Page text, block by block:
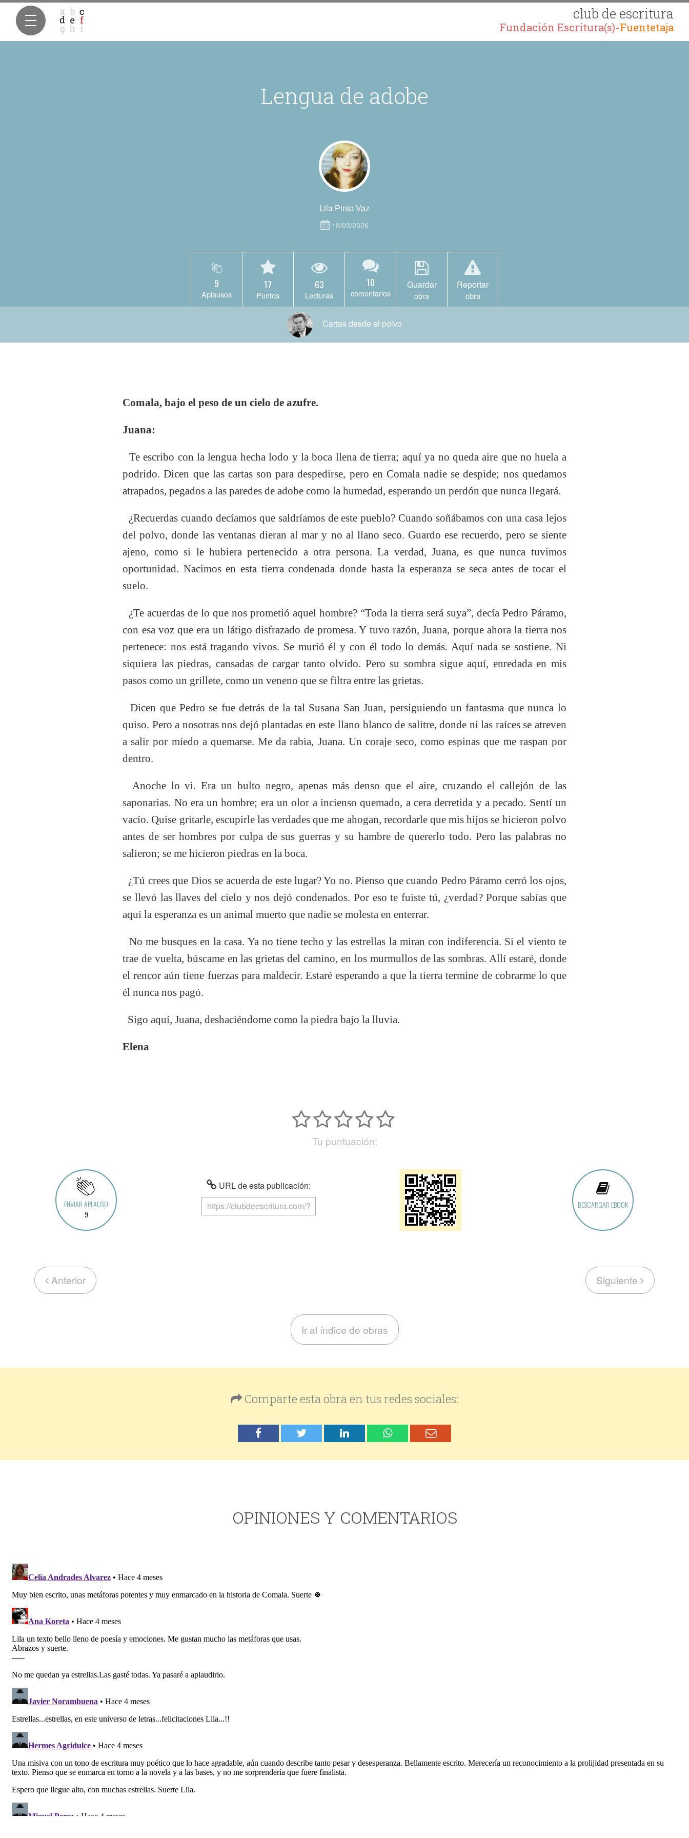
club de escritura
Fundación Escritura(s)-Fuentetaja
Lengua de adobe
Lila Pinto Vaz
18/03/2026
9
Aplausos
17
Puntos
63
Lecturas
10
comentarios
Guardar
obra
Reportar
obra
Cartas desde el polvo
Comala, bajo el peso de un cielo de azufre.
Juana:
Te escribo con la lengua hecha lodo y la boca llena de tierra; aquí ya no queda aire que no huela a
podrido. Dicen que las cartas son para despedirse, pero en Comala nadie se despide; nos quedamos
atrapados, pegados a las paredes de adobe como la humedad, esperando un perdón que nunca llegará.
¿Recuerdas cuando decíamos que saldríamos de este pueblo? Cuando soñábamos con una casa lejos
del polvo, donde las ventanas dieran al mar y no al llano seco. Guardo ese recuerdo, pero se siente
ajeno, como si le hubiera pertenecido a otra persona. La verdad, Juana, es que nunca tuvimos
oportunidad. Nacimos en esta tierra condenada donde hasta la esperanza se seca antes de tocar el
suelo.
¿Te acuerdas de lo que nos prometió aquel hombre? “Toda la tierra será suya”, decía Pedro Páramo,
con esa voz que era un látigo disfrazado de promesa. Y tuvo razón, Juana, porque ahora la tierra nos
pertenece: nos está tragando vivos. Se murió él y con él todo lo demás. Aquí nada se sostiene. Ni
siquiera las piedras, cansadas de cargar tanto olvido. Pero su sombra sigue aquí, enredada en mis
pasos como un grillete, como un veneno que se filtra entre las grietas.
Dicen que Pedro se fue detrás de la tal Susana San Juan, persiguiendo un fantasma que nunca lo
quiso. Pero a nosotras nos dejó plantadas en este llano blanco de salitre, donde ni las raíces se atreven
a salir por miedo a quemarse. Me da rabia, Juana. Un coraje seco, como espinas que me raspan por
dentro.
Anoche lo vi. Era un bulto negro, apenas más denso que el aire, cruzando el callejón de las
saponarias. No era un hombre; era un olor a incienso quemado, a cera derretida y a pecado. Sentí un
vacío. Quise gritarle, escupirle las verdades que me ahogan, recordarle que mis hijos se hicieron polvo
antes de ser hombres por culpa de sus guerras y su hambre de quererlo todo. Pero las palabras no
salieron; se me hicieron piedras en la boca.
¿Tú crees que Dios se acuerda de este lugar? Yo no. Pienso que cuando Pedro Páramo cerró los ojos,
se llevó las llaves del cielo y nos dejó condenados. Por eso te fuiste tú, ¿verdad? Porque sabías que
aquí la esperanza es un animal muerto que nadie se molesta en enterrar.
No me busques en la casa. Ya no tiene techo y las estrellas la miran con indiferencia. Si el viento te
trae de vuelta, búscame en las grietas del camino, en los murmullos de las sombras. Allí estaré, donde
el rencor aún tiene fuerzas para maldecir. Estaré esperando a que la tierra termine de cobrarme lo que
él nunca nos pagó.
Sigo aquí, Juana, deshaciéndome como la piedra bajo la lluvia.
Elena
Tu puntuación:
ENVIAR APLAUSO
9
URL de esta publicación:
DESCARGAR EBOOK
Anterior Siguiente
Ir al índice de obras
Comparte esta obra en tus redes sociales:
OPINIONES Y COMENTARIOS